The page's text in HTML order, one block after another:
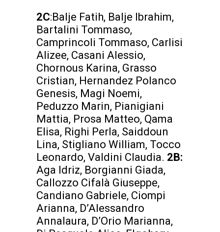
2C:Balje Fatih, Balje Ibrahim,
Bartalini Tommaso,
Camprincoli Tommaso, Carlisi
Alizee, Casani Alessio,
Chornous Karina, Grasso
Cristian, Hernandez Polanco
Genesis, Magi Noemi,
Peduzzo Marin, Pianigiani
Mattia, Prosa Matteo, Qama
Elisa, Righi Perla, Saiddoun
Lina, Stigliano William, Tocco
Leonardo, Valdini Claudia. 2B:
Aga Idriz, Borgianni Giada,
Callozzo Cifalà Giuseppe,
Candiano Gabriele, Ciompi
Arianna, D’Alessandro
Annalaura, D’Orio Marianna,